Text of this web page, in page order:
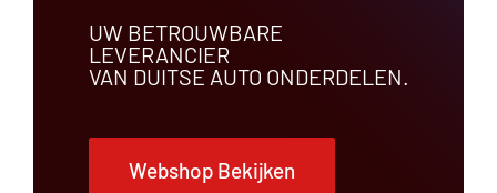
UW BETROUWBARE
LEVERANCIER
VAN DUITSE AUTO ONDERDELEN.
Webshop Bekijken